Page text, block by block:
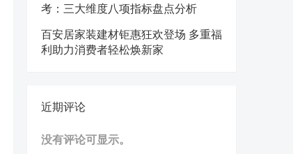
考：三大维度八项指标盘点分析
百安居家装建材钜惠狂欢登场 多重福
利助力消费者轻松焕新家
近期评论
没有评论可显示。